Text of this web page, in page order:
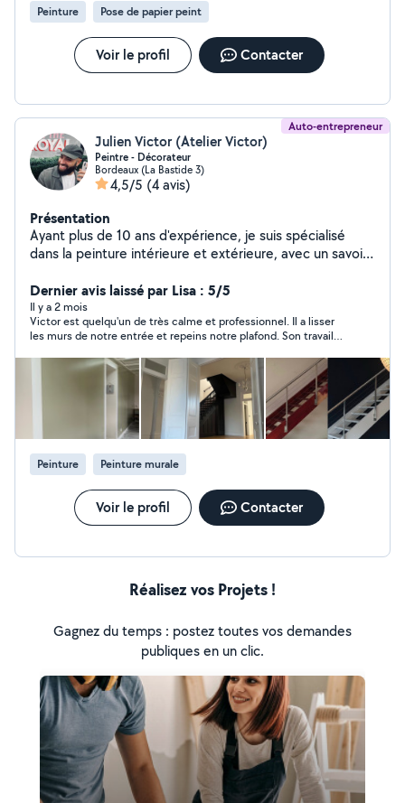
Peinture Pose de papier peint
Voir le profil Contacter
Auto-entrepreneur
Julien Victor (Atelier Victor)
Peintre - Décorateur
Bordeaux (La Bastide 3)
4,5/5 (4 avis)
Présentation
Ayant plus de 10 ans d'expérience, je suis spécialisé
dans la peinture intérieure et extérieure, avec un savoir-
gamme. Mon travail se distingue par des finitions
précises et soignées, ainsi qu'une intervention rapide et
propre. Je peux également vous accompagner dans le
choix des couleurs afin de trouver les teintes les plus
adaptées à votre intérieur et à vos envies. Sérieux,
rigoureux et à l'écoute, je mets mon expérience à votre
service pour des résultats de qualité. Disponible sur
Bordeaux et sa région. (Speaking fluently English for any
foreigner customers)
Dernier avis laissé par Lisa : 5/5
Il y a 2 mois
Victor est quelqu'un de très calme et professionnel. Il a lisser
les murs de notre entrée et repeins notre plafond. Son travail
rendu soit parfait. Je referai appel a lui et le recommande
Peinture Peinture murale
Voir le profil Contacter
Réalisez vos Projets !
Gagnez du temps : postez toutes vos demandes
publiques en un clic.